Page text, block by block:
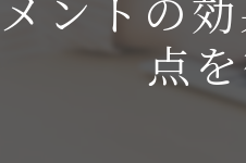
ントの
点